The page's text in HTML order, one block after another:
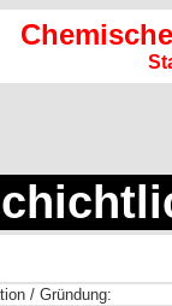
/ Gründung: